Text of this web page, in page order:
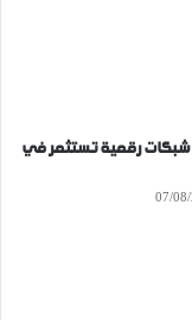
شبكات رقمية تستثمر في
07/